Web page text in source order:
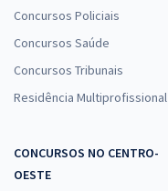
Concursos Policiais
Concursos Saúde
Concursos Tribunais
Residência Multiprofissional
CONCURSOS NO CENTRO-
OESTE